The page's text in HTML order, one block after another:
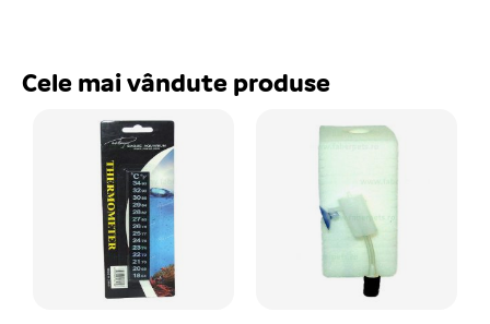
Cele mai vândute produse